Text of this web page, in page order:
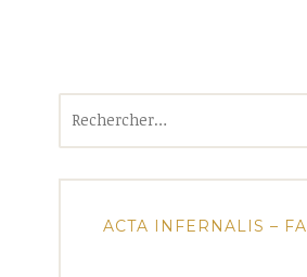
ACTA INFERNALIS –